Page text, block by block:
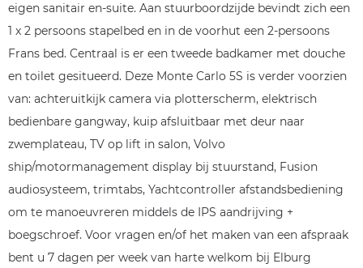
eigen sanitair en-suite. Aan stuurboordzijde bevindt zich een
1 x 2 persoons stapelbed en in de voorhut een 2-persoons
Frans bed. Centraal is er een tweede badkamer met douche
en toilet gesitueerd. Deze Monte Carlo 5S is verder voorzien
van: achteruitkijk camera via plotterscherm, elektrisch
bedienbare gangway, kuip afsluitbaar met deur naar
zwemplateau, TV op lift in salon, Volvo
ship/motormanagement display bij stuurstand, Fusion
audiosysteem, trimtabs, Yachtcontroller afstandsbediening
om te manoeuvreren middels de IPS aandrijving +
boegschroef. Voor vragen en/of het maken van een afspraak
bent u 7 dagen per week van harte welkom bij Elburg